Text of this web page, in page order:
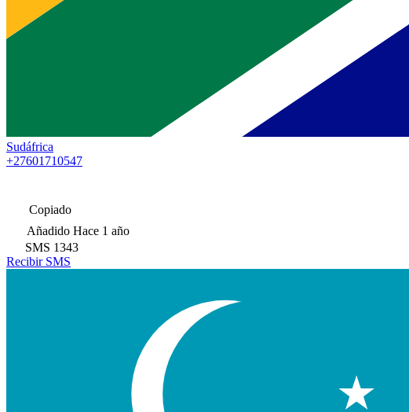
Sudáfrica
+27601710547
Copiado
Añadido Hace 1 año
SMS 1343
Recibir SMS